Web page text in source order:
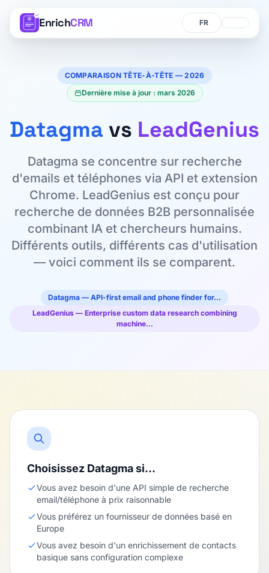
EnrichCRM Langue
Langue
COMPARAISON TÊTE-À-TÊTE — 2026
Dernière mise à jour : mars 2026
Datagma vs LeadGenius
Datagma se concentre sur recherche
d'emails et téléphones via API et extension
Chrome. LeadGenius est conçu pour
recherche de données B2B personnalisée
combinant IA et chercheurs humains.
Différents outils, différents cas d'utilisation
— voici comment ils se comparent.
Datagma — API-first email and phone finder for…
LeadGenius — Enterprise custom data research combining
machine…
Choisissez Datagma si…
Vous avez besoin d'une API simple de recherche
email/téléphone à prix raisonnable
Vous préférez un fournisseur de données basé en
Europe
Vous avez besoin d'un enrichissement de contacts
basique sans configuration complexe